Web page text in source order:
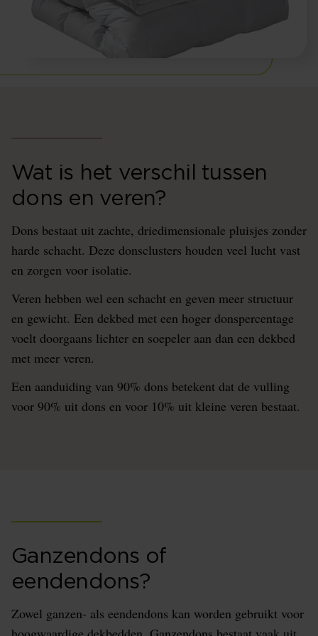
Wat is het verschil tussen
dons en veren?
Dons bestaat uit zachte, driedimensionale pluisjes zonder
harde schacht. Deze donsclusters houden veel lucht vast
en zorgen voor isolatie.
Veren hebben wel een schacht en geven meer structuur
en gewicht. Een dekbed met een hoger donspercentage
voelt doorgaans lichter en soepeler aan dan een dekbed
met meer veren.
Een aanduiding van 90% dons betekent dat de vulling
voor 90% uit dons en voor 10% uit kleine veren bestaat.
Ganzendons of
eendendons?
Zowel ganzen- als eendendons kan worden gebruikt voor